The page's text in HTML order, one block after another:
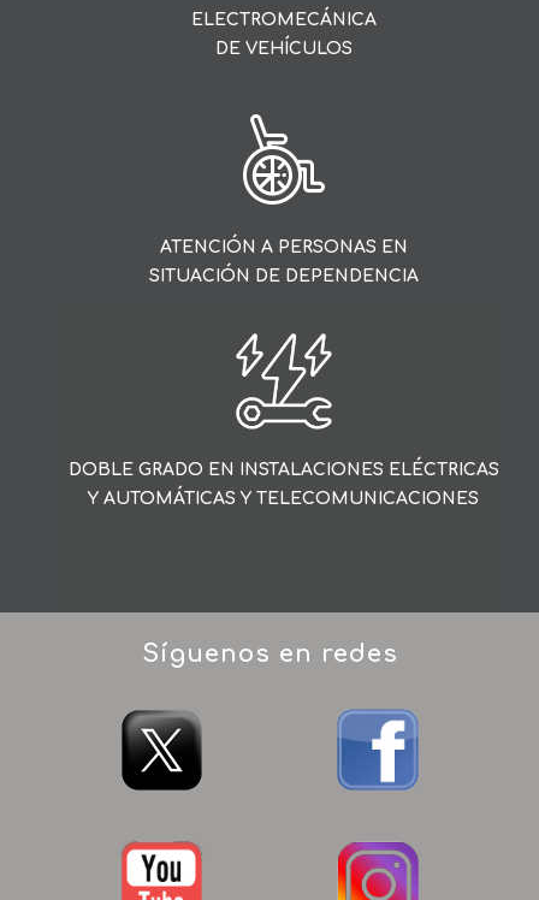
PROGRAMACIÓN DE
LA PRODUCCIÓN
ELECTROMECÁNICA
DE VEHÍCULOS
ATENCIÓN A PERSONAS EN
SITUACIÓN DE DEPENDENCIA
DOBLE GRADO EN INSTALACIONES ELÉCTRICAS
Y AUTOMÁTICAS Y TELECOMUNICACIONES
Síguenos en redes